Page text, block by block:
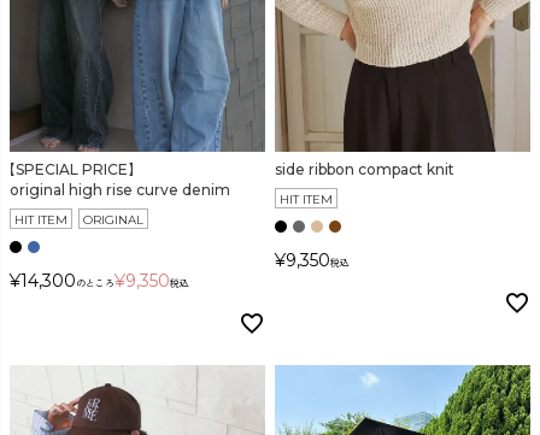
【SPECIAL PRICE】
original high rise curve denim
HIT ITEM ORIGINAL
¥14,300 のところ¥9,350税込
side ribbon compact knit
HIT ITEM
¥9,350税込